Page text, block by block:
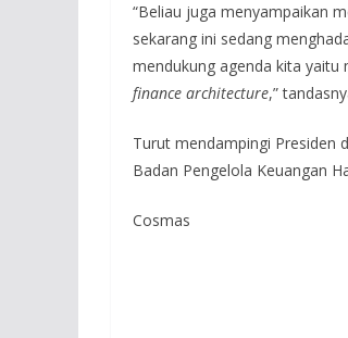
“Beliau juga menyampaikan
sekarang ini sedang
mendukung agenda kita yaitu
finance architecture,”
Turut mendampingi Presiden
Badan Pengelola Keuangan
Cosmas